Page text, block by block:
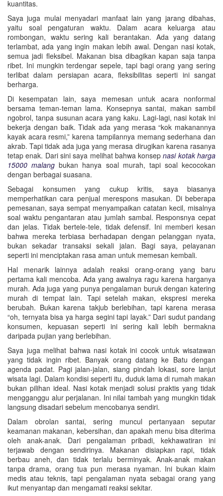
kuantitas.
Saya juga mulai menyadari manfaat lain yang jarang dibahas,
yaitu soal pengaturan waktu. Dalam acara keluarga atau
rombongan, waktu sering kali berantakan. Ada yang datang
terlambat, ada yang ingin makan lebih awal. Dengan nasi kotak,
semua jadi fleksibel. Makanan bisa dibagikan kapan saja tanpa
ribet. Ini mungkin terdengar sepele, tapi bagi orang yang sering
terlibat dalam persiapan acara, fleksibilitas seperti ini sangat
berharga.
Di kesempatan lain, saya memesan untuk acara nonformal
bersama teman-teman lama. Konsepnya santai, makan sambil
ngobrol, tanpa susunan acara yang kaku. Lagi-lagi, nasi kotak ini
bekerja dengan baik. Tidak ada yang merasa “kok makanannya
kayak acara resmi,” karena tampilannya memang sederhana dan
akrab. Tapi tidak ada juga yang merasa dirugikan karena rasanya
tetap enak. Dari sini saya melihat bahwa konsepnasi kotak harga
15000 malang bukan hanya soal murah, tapi soal kecocokan
dengan berbagai suasana.
Sebagai konsumen yang cukup kritis, saya biasanya
memperhatikan cara penjual merespons masukan. Di beberapa
pemesanan, saya sempat menyampaikan catatan kecil, misalnya
soal waktu pengantaran atau jumlah sambal. Responsnya cepat
dan jelas. Tidak bertele-tele, tidak defensif. Ini memberi kesan
bahwa mereka terbiasa berhadapan dengan pelanggan nyata,
bukan sekadar transaksi sekali jalan. Bagi saya, pelayanan
seperti ini menciptakan rasa aman untuk memesan kembali.
Hal menarik lainnya adalah reaksi orang-orang yang baru
pertama kali mencoba. Ada yang awalnya ragu karena harganya
murah. Ada juga yang punya pengalaman buruk dengan katering
murah di tempat lain. Tapi setelah makan, ekspresi mereka
berubah. Bukan karena takjub berlebihan, tapi karena merasa
“oh, ternyata bisa ya harga segini tapi layak.” Dari sudut pandang
konsumen, kepuasan seperti ini sering kali lebih bermakna
daripada pujian yang berlebihan.
Saya juga melihat bahwa nasi kotak ini cocok untuk wisatawan
yang tidak ingin ribet. Banyak orang datang ke Batu dengan
agenda padat. Pagi jalan-jalan, siang pindah lokasi, sore lanjut
wisata lagi. Dalam kondisi seperti itu, duduk lama di rumah makan
bukan pilihan ideal. Nasi kotak menjadi solusi praktis yang tidak
mengganggu alur perjalanan. Ini nilai tambah yang mungkin tidak
langsung disadari sebelum mencobanya sendiri.
Dalam obrolan santai, sering muncul pertanyaan seputar
keamanan makanan, kebersihan, dan apakah menu bisa diterima
oleh anak-anak. Dari pengalaman pribadi, kekhawatiran ini
terjawab dengan sendirinya. Makanan disiapkan rapi, tidak
berbau aneh, dan tidak terlalu berminyak. Anak-anak makan
tanpa drama, orang tua pun merasa nyaman. Ini bukan klaim
medis atau teknis, tapi pengalaman nyata sebagai orang yang
ikut menyantap dan mengamati reaksi sekitar.